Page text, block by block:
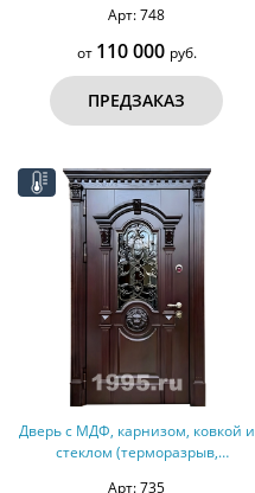
Арт: 748
от 110 000 руб.
ПРЕДЗАКАЗ
Дверь с МДФ, карнизом, ковкой и
стеклом (терморазрыв,
Арт: 735